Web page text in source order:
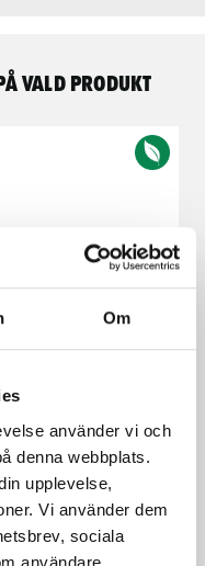
Om
använder vi och
denna webbplats.
upplevelse,
Vi använder dem
sociala
användare,
vald produkt
ECO
för krävande
system. 2-pack.